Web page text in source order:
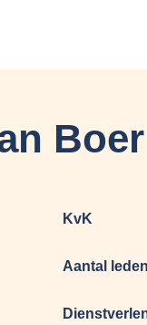
Boer
KvK
Aantal leden